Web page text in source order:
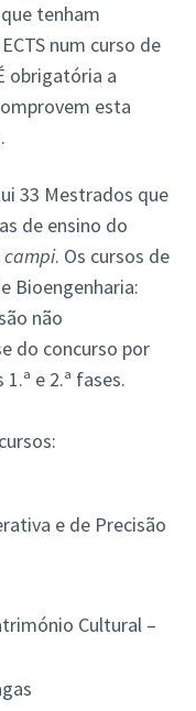
tenham
num curso de
obrigatória a
esta
33 Mestrados que
de ensino do
campi. Os cursos de
Bioengenharia:
não
do concurso por
e 2.ª fases.
e de Precisão
Cultural –